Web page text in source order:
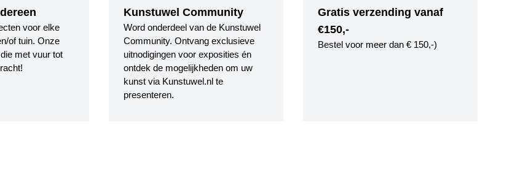
voor elke
of tuin. Onze
met vuur tot
Kunstuwel Community
Word onderdeel van de Kunstuwel
Community. Ontvang exclusieve
uitnodigingen voor exposities én
ontdek de mogelijkheden om uw
kunst via Kunstuwel.nl te
presenteren.
Gratis verzending vanaf
€150,-
Bestel voor meer dan € 150,-)